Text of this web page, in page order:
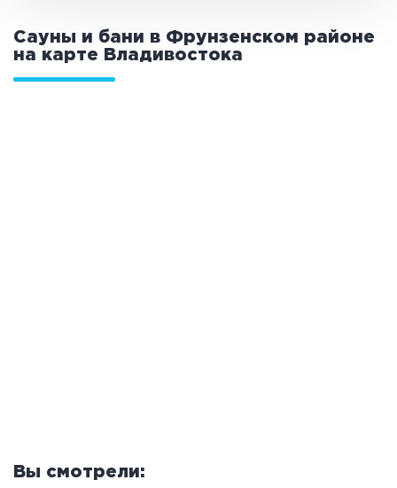
Кедровая бочка
Парильщик/ банщик
СПА
Сауны и бани в Фрунзенском районе
на карте
Владивостока
Вы смотрели: